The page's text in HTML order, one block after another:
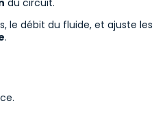
le débit du fluide, et ajuste les
.